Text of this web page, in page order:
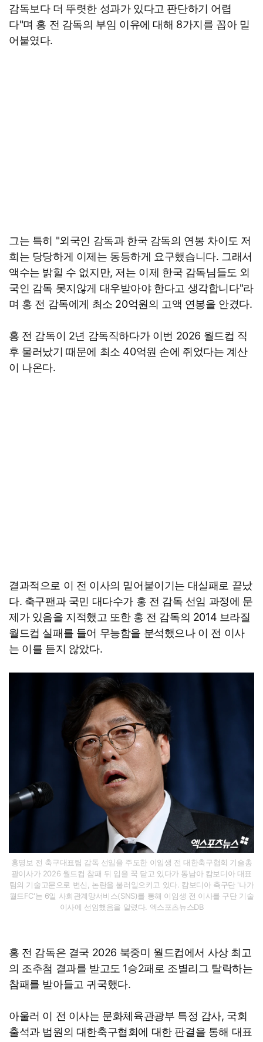
감독보다 더 뚜렷한 성과가 있다고 판단하기 어렵
다"며 홍 전 감독의 부임 이유에 대해 8가지를 꼽아 밀
어붙였다.
그는 특히 "외국인 감독과 한국 감독의 연봉 차이도 저
희는 당당하게 이제는 동등하게 요구했습니다. 그래서
액수는 밝힐 수 없지만, 저는 이제 한국 감독님들도 외
국인 감독 못지않게 대우받아야 한다고 생각합니다"라
며 홍 전 감독에게 최소 20억원의 고액 연봉을 안겼다.
홍 전 감독이 2년 감독직하다가 이번 2026 월드컵 직
후 물러났기 때문에 최소 40억원 손에 쥐었다는 계산
이 나온다.
결과적으로 이 전 이사의 밑어붙이기는 대실패로 끝났
다. 축구팬과 국민 대다수가 홍 전 감독 선임 과정에 문
제가 있음을 지적했고 또한 홍 전 감독의 2014 브라질
월드컵 실패를 들어 무능함을 분석했으나 이 전 이사
는 이를 듣지 않았다.
홍명보 전 축구대표팀 감독 선임을 주도한 이임생 전 대한축구협회 기술총
괄이사가 2026 월드컵 참패 뒤 입을 꾹 닫고 있다가 동남아 캄보디아 대표
팀의 기술고문으로 변신, 논란을 불러일으키고 있다. 캄보디아 축구단 '나가
월드FC'는 6일 사회관계망서비스(SNS)를 통해 이임생 전 이사를 구단 기술
이사에 선임했음을 알렸다. 엑스포츠뉴스DB
홍 전 감독은 결국 2026 북중미 월드컵에서 사상 최고
의 조추첨 결과를 받고도 1승2패로 조별리그 탈락하는
참패를 받아들고 귀국했다.
아울러 이 전 이사는 문화체육관광부 특정 감사, 국회
출석과 법원의 대한축구협회에 대한 판결을 통해 대표